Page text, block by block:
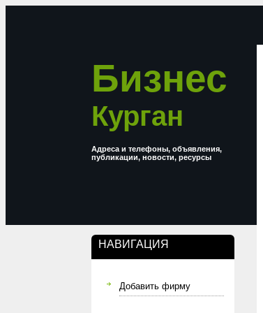
Бизнес
Курган
Адреса и телефоны, объявления,
публикации, новости, ресурсы
НАВИГАЦИЯ
Добавить фирму